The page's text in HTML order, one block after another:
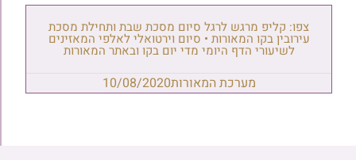
צפו: קליפ מרגש לרגל סיום מסכת שבת ותחילת מסכת
עירובין בקו המאורות • סיום וירטואלי לאלפי המאזינים
לשיעורי הדף היומי מדי יום בקו ובאתר המאורות
מערכת המאורות10/08/2020